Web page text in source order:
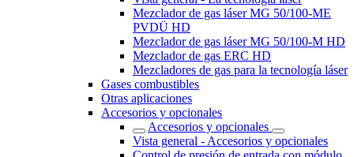
Mezclador de gas láser MG 50/100-ME
PVDÜ HD
Mezclador de gas láser MG 50/100-M HD
Mezclador de gas ERC HD
Mezcladores de gas para la tecnología láser
Gases combustibles
Otras aplicaciones
Accesorios y opcionales
Accesorios y opcionales
Vista general - Accesorios y opcionales